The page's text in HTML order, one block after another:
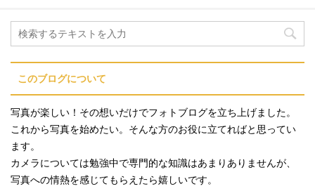
このブログについて
写真が楽しい！その想いだけでフォトブログを立ち上げました。
これから写真を始めたい。そんな方のお役に立てればと思ってい
ます。
カメラについては勉強中で専門的な知識はあまりありませんが、
写真への情熱を感じてもらえたら嬉しいです。